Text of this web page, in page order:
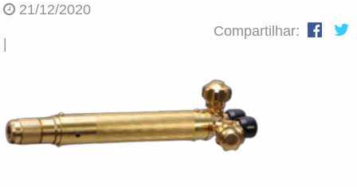
21/12/2020
|
Compartilhar: